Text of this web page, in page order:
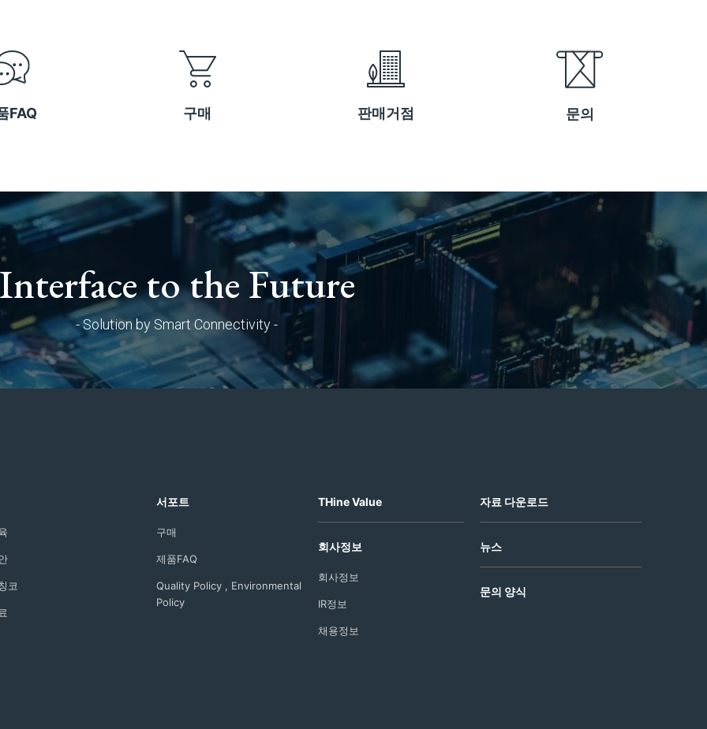
FAQ 구매 판매거점 문의
Interface to the Future
- Solution by Smart Connectivity -
코
서포트
구매
제품FAQ
Quality Policy , Environmental
Policy
THine Value
회사정보
회사정보
IR정보
채용정보
자료 다운로드
뉴스
문의 양식